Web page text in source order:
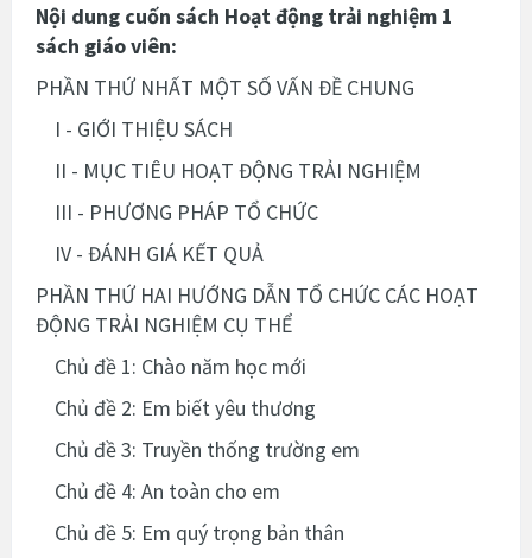
Nội dung cuốn sách Hoạt động trải nghiệm 1
sách giáo viên:
PHẦN THỨ NHẤT MỘT SỐ VẤN ĐỀ CHUNG
I - GIỚI THIỆU SÁCH
II - MỤC TIÊU HOẠT ĐỘNG TRẢI NGHIỆM
III - PHƯƠNG PHÁP TỔ CHỨC
IV - ĐÁNH GIÁ KẾT QUẢ
PHẦN THỨ HAI HƯỚNG DẪN TỔ CHỨC CÁC HOẠT
ĐỘNG TRẢI NGHIỆM CỤ THỂ
Chủ đề 1: Chào năm học mới
Chủ đề 2: Em biết yêu thương
Chủ đề 3: Truyền thống trường em
Chủ đề 4: An toàn cho em
Chủ đề 5: Em quý trọng bản thân